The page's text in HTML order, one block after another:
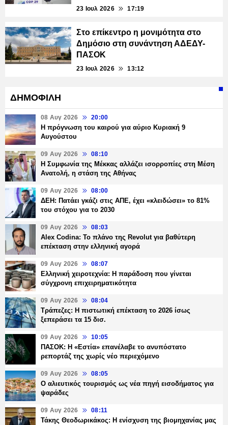
23 Ιουλ 2026 17:19
Στο επίκεντρο η μονιμότητα στο
Δημόσιο στη συνάντηση ΑΔΕΔΥ-
ΠΑΣΟΚ
23 Ιουλ 2026 13:12
ΔΗΜΟΦΙΛΗ
08 Αυγ 2026 20:00
Η πρόγνωση του καιρού για αύριο Κυριακή 9
Αυγούστου
09 Αυγ 2026 08:10
Η Συμφωνία της Μέκκας αλλάζει ισορροπίες στη Μέση
Ανατολή, η στάση της Αθήνας
09 Αυγ 2026 08:00
ΔΕΗ: Πατάει γκάζι στις ΑΠΕ, έχει «κλειδώσει» το 81%
του στόχου για το 2030
09 Αυγ 2026 08:03
Alex Codina: Το πλάνο της Revolut για βαθύτερη
επέκταση στην ελληνική αγορά
09 Αυγ 2026 08:07
Ελληνική χειροτεχνία: Η παράδοση που γίνεται
σύγχρονη επιχειρηματικότητα
09 Αυγ 2026 08:04
Τράπεζες: H πιστωτική επέκταση το 2026 ίσως
ξεπεράσει τα 15 δισ.
09 Αυγ 2026 10:05
ΠΑΣΟΚ: Η «Εστία» επανέλαβε το ανυπόστατο
ρεπορτάζ της χωρίς νέο περιεχόμενο
09 Αυγ 2026 08:05
Ο αλιευτικός τουρισμός ως νέα πηγή εισοδήματος για
ψαράδες
09 Αυγ 2026 08:11
Τάκης Θεοδωρικάκος: Η ενίσχυση της βιομηχανίας μας